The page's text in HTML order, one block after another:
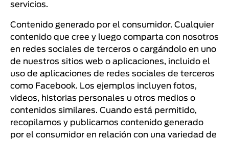
servicios.
Contenido generado por el consumidor. Cualquier
contenido que cree y luego comparta con nosotros
en redes sociales de terceros o cargándolo en uno
de nuestros sitios web o aplicaciones, incluido el
uso de aplicaciones de redes sociales de terceros
como Facebook. Los ejemplos incluyen fotos,
videos, historias personales u otros medios o
contenidos similares. Cuando está permitido,
recopilamos y publicamos contenido generado
por el consumidor en relación con una variedad de